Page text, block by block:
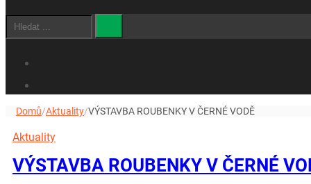
Hledat
Domů/Aktuality/VÝSTAVBA ROUBENKY V ČERNÉ VODĚ
Aktuality
VÝSTAVBA ROUBENKY V ČERNÉ